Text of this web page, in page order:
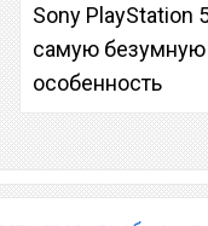
Sony PlayStation
самую безумную
особенность